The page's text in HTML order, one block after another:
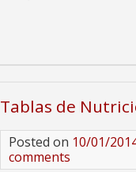
Tablas de
Posted on 10/01/
comments